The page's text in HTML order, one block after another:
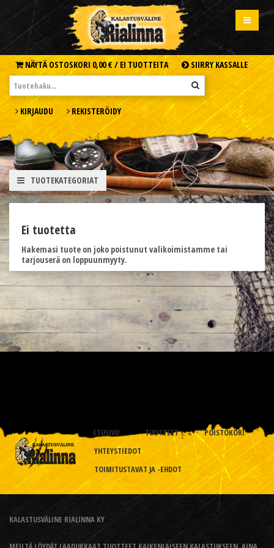
NÄYTÄ OSTOSKORI 0,00 € / EI TUOTTEITA SIIRRY KASSALLE
KIRJAUDU REKISTERÖIDY
TUOTEKATEGORIAT
Ei tuotetta
Hakemasi tuote on joko poistunut valikoimistamme tai
tarjouserä on loppuunmyyty.
ETUSIVU TUOTTEET
POISTOKORI
YHTEYSTIEDOT
TOIMITUSTAVAT JA -EHDOT
KALASTUSVÄLINE RIALINNA KY